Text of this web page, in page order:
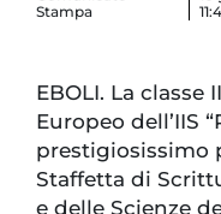
Stampa
EBOLI. La classe
Europeo dell’IIS
prestigiosissimo
Staffetta di
e delle Scienze